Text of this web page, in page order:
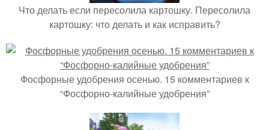
Что делать если пересолила картошку. Пересолила
картошку: что делать и как исправить?
Фосфорные удобрения осенью. 15 комментариев к
“Фосфорно-калийные удобрения”